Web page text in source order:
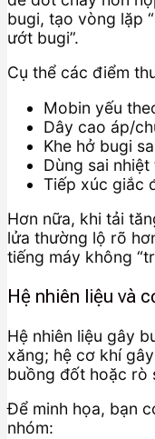
bugi, tạo vòng lặp
ướt bugi”.
Cụ thể các điểm
Mobin yếu
Dây cao áp/
Khe hở bugi
Dùng sai
Tiếp xúc giắc
Hơn nữa, khi tải
lửa thường lộ rõ
tiếng máy không
Hệ nhiên liệu và
Hệ nhiên liệu gây
xăng; hệ cơ khí
buồng đốt hoặc rò
Để minh họa, bạn
nhóm: